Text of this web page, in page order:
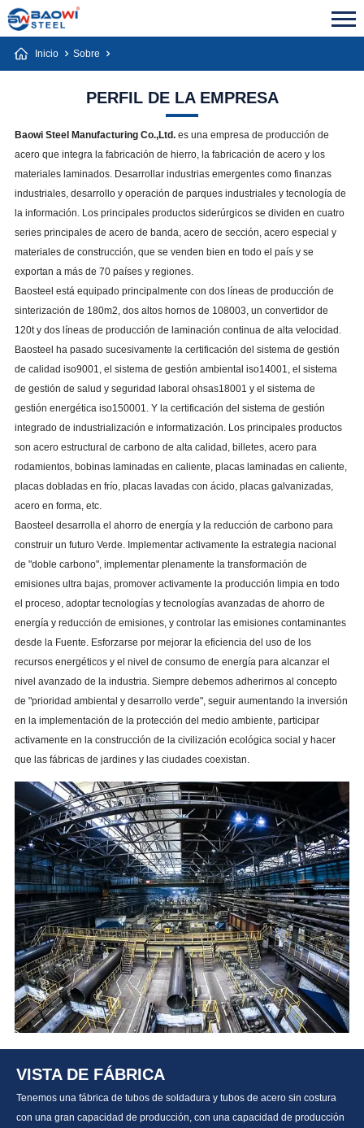
Inicio Sobre
PERFIL DE LA EMPRESA
Baowi Steel Manufacturing Co.,Ltd. es una empresa de producción de
acero que integra la fabricación de hierro, la fabricación de acero y los
materiales laminados. Desarrollar industrias emergentes como finanzas
industriales, desarrollo y operación de parques industriales y tecnología de
la información. Los principales productos siderúrgicos se dividen en cuatro
series principales de acero de banda, acero de sección, acero especial y
materiales de construcción, que se venden bien en todo el país y se
exportan a más de 70 países y regiones.
Baosteel está equipado principalmente con dos líneas de producción de
sinterización de 180m2, dos altos hornos de 108003, un convertidor de
120t y dos líneas de producción de laminación continua de alta velocidad.
Baosteel ha pasado sucesivamente la certificación del sistema de gestión
de calidad iso9001, el sistema de gestión ambiental iso14001, el sistema
de gestión de salud y seguridad laboral ohsas18001 y el sistema de
gestión energética iso150001. Y la certificación del sistema de gestión
integrado de industrialización e informatización. Los principales productos
son acero estructural de carbono de alta calidad, billetes, acero para
rodamientos, bobinas laminadas en caliente, placas laminadas en caliente,
placas dobladas en frío, placas lavadas con ácido, placas galvanizadas,
acero en forma, etc.
Baosteel desarrolla el ahorro de energía y la reducción de carbono para
construir un futuro Verde. Implementar activamente la estrategia nacional
de "doble carbono", implementar plenamente la transformación de
emisiones ultra bajas, promover activamente la producción limpia en todo
el proceso, adoptar tecnologías y tecnologías avanzadas de ahorro de
energía y reducción de emisiones, y controlar las emisiones contaminantes
desde la Fuente. Esforzarse por mejorar la eficiencia del uso de los
recursos energéticos y el nivel de consumo de energía para alcanzar el
nivel avanzado de la industria. Siempre debemos adherirnos al concepto
de "prioridad ambiental y desarrollo verde", seguir aumentando la inversión
en la implementación de la protección del medio ambiente, participar
activamente en la construcción de la civilización ecológica social y hacer
que las fábricas de jardines y las ciudades coexistan.
VISTA DE FÁBRICA
Tenemos una fábrica de tubos de soldadura y tubos de acero sin costura
con una gran capacidad de producción, con una capacidad de producción